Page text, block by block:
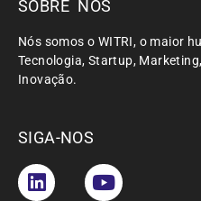
SOBRE NÓS
Nós somos o WITRI, o maior
Tecnologia, Startup,
Inovação.
SIGA-NOS